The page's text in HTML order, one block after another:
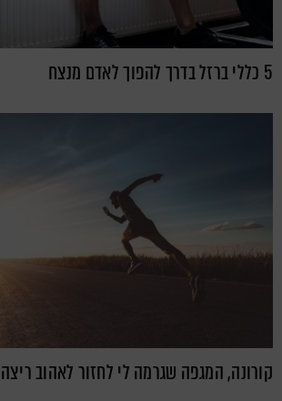
5 כללי ברזל בדרך להפוך לאדם מנצח
קורונה, המגפה שגרמה לי לחזור לאהוב ריצה